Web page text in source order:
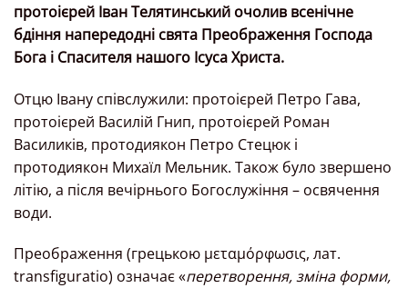
протоієрей Іван Телятинський очолив всенічне
бдіння напередодні свята Преображення Господа
Бога і Спасителя нашого Ісуса Христа.
Отцю Івану співслужили: протоієрей Петро Гава,
протоієрей Василій Гнип, протоієрей Роман
Василиків, протодиякон Петро Стецюк і
протодиякон Михаїл Мельник. Також було звершено
літію, а після вечірнього Богослужіння – освячення
води.
Преображення (грецькою μεταμόρφωσις, лат.
transfiguratio) означає «перетворення, зміна форми,